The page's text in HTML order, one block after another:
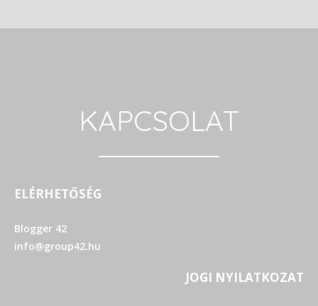
KAPCSOLAT
ELÉRHETŐSÉG
Blogger 42
info@group42.hu
JOGI NYILATKOZAT